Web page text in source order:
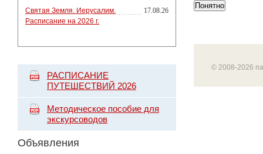
Святая Земля. Иерусалим.
Расписание на 2026 г.
17.08.26
РАСПИСАНИЕ
ПУТЕШЕСТВИЙ 2026
Методическое пособие для
экскурсоводов
Объявления
Понятно
© 2008-2026